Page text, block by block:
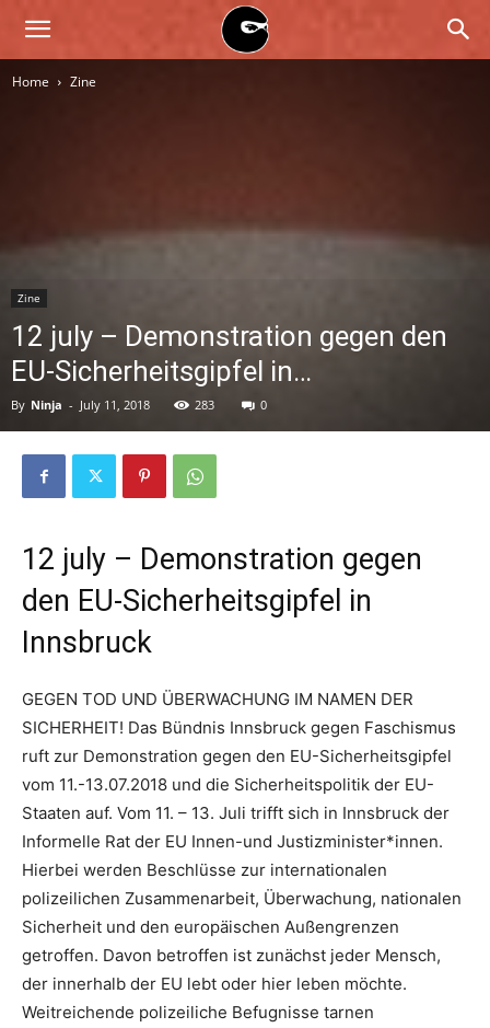
BLACK
Home Zine
Zine
12 july – Demonstration gegen den
EU-Sicherheitsgipfel in…
By Ninja - July 11, 2018 283 0
12 july – Demonstration gegen
den EU-Sicherheitsgipfel in
Innsbruck
GEGEN TOD UND ÜBERWACHUNG IM NAMEN DER
SICHERHEIT! Das Bündnis Innsbruck gegen Faschismus
ruft zur Demonstration gegen den EU-Sicherheitsgipfel
vom 11.-13.07.2018 und die Sicherheitspolitik der EU-
Staaten auf. Vom 11. – 13. Juli trifft sich in Innsbruck der
Informelle Rat der EU Innen-und Justizminister*innen.
Hierbei werden Beschlüsse zur internationalen
polizeilichen Zusammenarbeit, Überwachung, nationalen
Sicherheit und den europäischen Außengrenzen
getroffen. Davon betroffen ist zunächst jeder Mensch,
der innerhalb der EU lebt oder hier leben möchte.
Weitreichende polizeiliche Befugnisse tarnen